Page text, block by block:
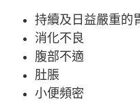
持續及日益嚴重的
消化不良
腹部不適
肚脹
小便頻密